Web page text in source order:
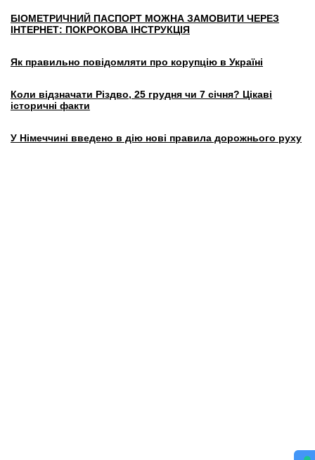
БІОМЕТРИЧНИЙ ПАСПОРТ МОЖНА ЗАМОВИТИ ЧЕРЕЗ
ІНТЕРНЕТ: ПОКРОКОВА ІНСТРУКЦІЯ
Як правильно повідомляти про корупцію в Україні
Коли відзначати Різдво, 25 грудня чи 7 січня? Цікаві
історичні факти
У Німеччині введено в дію нові правила дорожнього руху